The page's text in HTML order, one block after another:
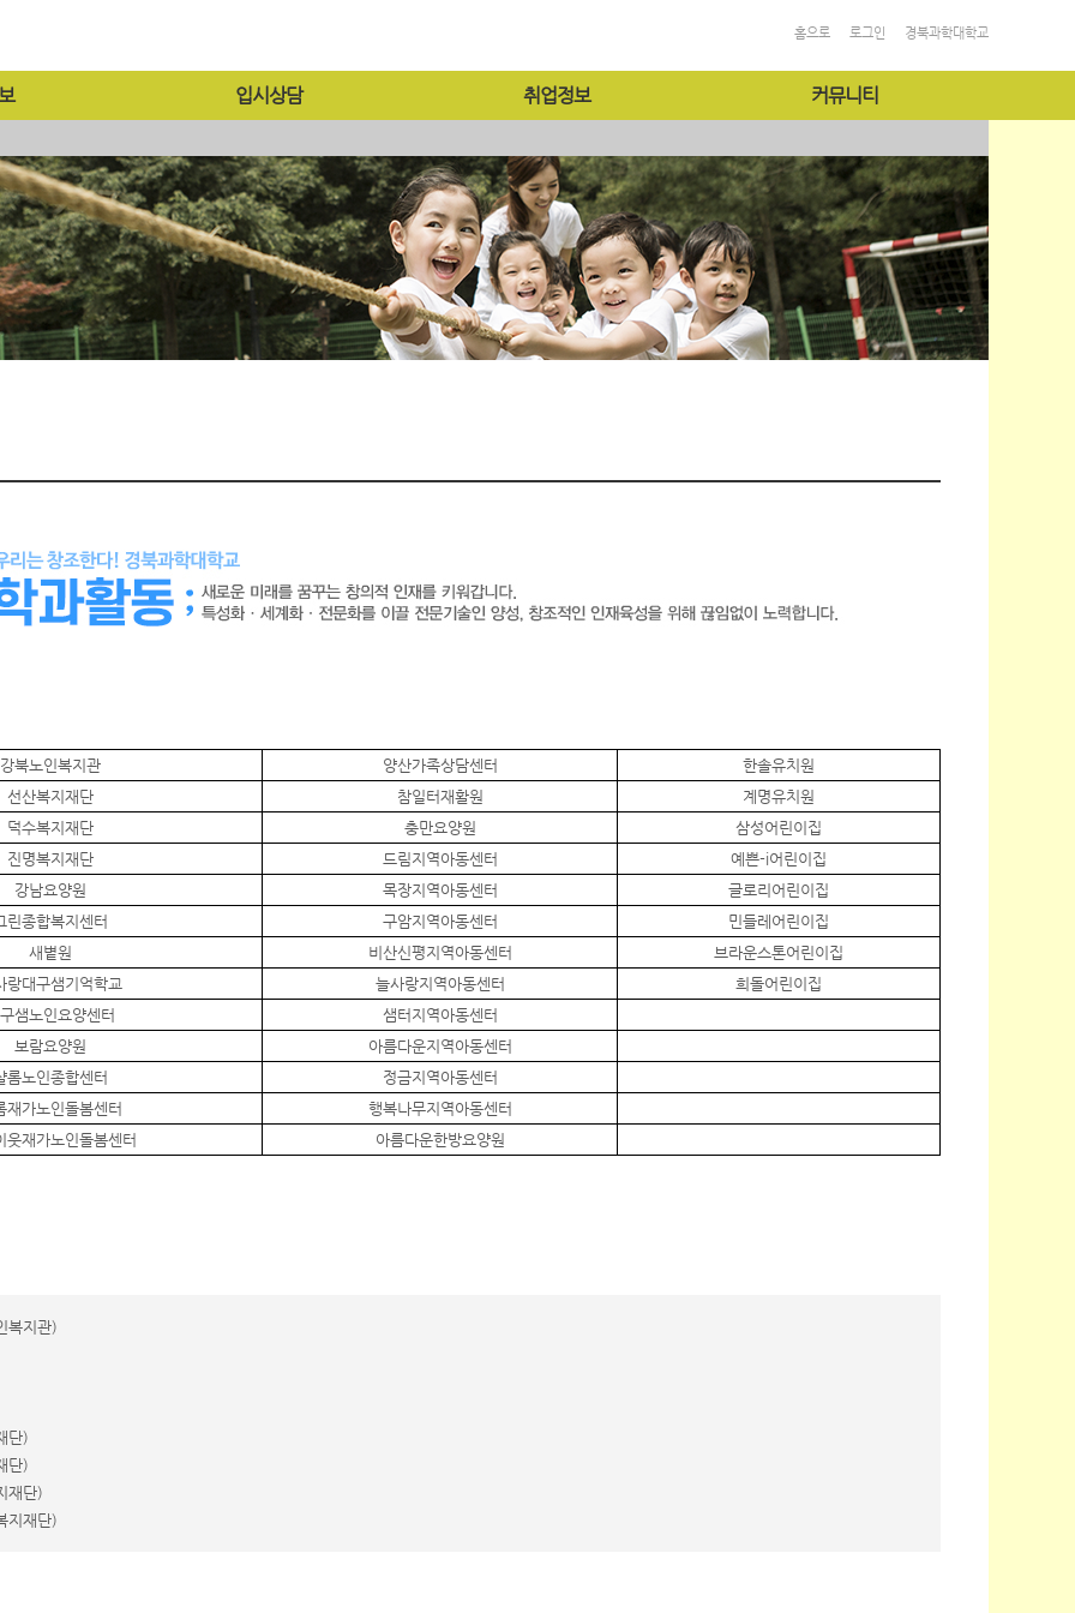
홈으로 로그인 경북과학대학교
입시상담 취업정보 커뮤니티
강북노인복지관 양산가족상담센터
한솔유치원
선산복지재단
참일터재활원
계명유치원
덕수복지재단
충만요양원
삼성어린이집
진명복지재단
드림지역아동센터
예쁜-i어린이집
강남요양원
목장지역아동센터
글로리어린이집
린종합복지센터
구암지역아동센터
민들레어린이집
새볕원
비산신평지역아동센터
브라운스톤어린이집
랑대구샘기억학교
늘사랑지역아동센터
희돌어린이집
샘노인요양센터
샘터지역아동센터
보람요양원
아름다운지역아동센터
롬노인종합센터
정금지역아동센터
재가노인돌봄센터
행복나무지역아동센터
웃재가노인돌봄센터
아름다운한방요양원
복지관)
단)
단)
재단)
지재단)